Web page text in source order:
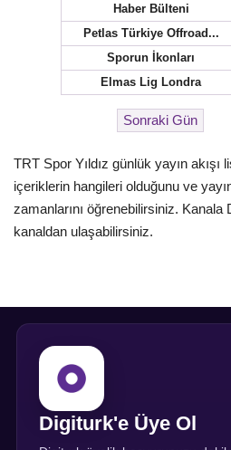
Haber Bülteni
Petlas Türkiye Offroad...
Sporun İkonları
Elmas Lig Londra
TRT Spor Yıldız günlük yayın akışı
içeriklerin hangileri olduğunu ve
zamanlarını öğrenebilirsiniz. Kanala
kanaldan ulaşabilirsiniz.
Digiturk'e Üye Ol